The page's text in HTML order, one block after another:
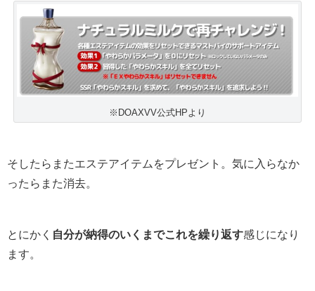
※DOAXVV公式HPより
そしたらまたエステアイテムをプレゼント。気に入らなか
ったらまた消去。
とにかく 自分が納得のいくまでこれを繰り返す感じになり
ます。